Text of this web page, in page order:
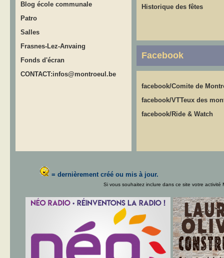
Blog école communale
Patro
Salles
Frasnes-Lez-Anvaing
Fonds d'écran
CONTACT:infos@montroeul.be
Historique des fêtes
Facebook
facebook/Comite de
facebook/VTTeux des
facebook/Ride & Watch
= dernièrement créé ou mis à jour.
Si vous souhaitez inclure dans ce site votre